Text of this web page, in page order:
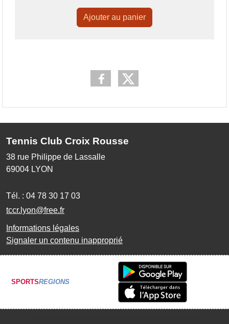
Ajouter au panier
Tennis Club Croix Rousse
38 rue Philippe de Lassalle
69004 LYON
Tél. : 04 78 30 17 03
tccr.lyon@free.fr
Informations légales
Signaler un contenu inapproprié
SPORTSREGIONS